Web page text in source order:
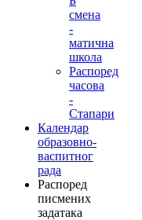
смена
-
матична
школа
Распоред
часова
-
Стапари
Календар
образовно-
васпитног
рада
Распоред
писмених
задатака